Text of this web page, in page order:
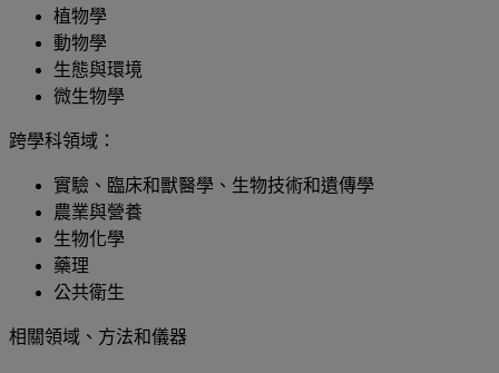
植物學
動物學
生態與環境
微生物學
跨學科領域：
實驗、臨床和獸醫學、生物技術和遺傳學
農業與營養
生物化學
藥理
公共衛生
相關領域、方法和儀器